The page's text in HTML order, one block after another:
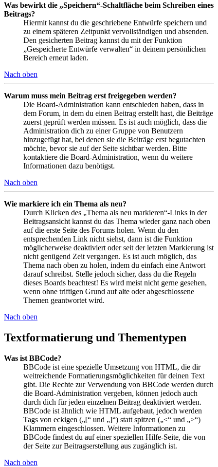
Was bewirkt die „Speichern“-Schaltfläche beim Schreiben eines
Beitrags?
Hiermit kannst du die geschriebene Entwürfe speichern und
zu einem späteren Zeitpunkt vervollständigen und absenden.
Den gesicherten Beitrag kannst du mit der Funktion
„Gespeicherte Entwürfe verwalten“ in deinem persönlichen
Bereich erneut laden.
Nach oben
Warum muss mein Beitrag erst freigegeben werden?
Die Board-Administration kann entschieden haben, dass in
dem Forum, in dem du einen Beitrag erstellt hast, die Beiträge
zuerst geprüft werden müssen. Es ist auch möglich, dass die
Administration dich zu einer Gruppe von Benutzern
hinzugefügt hat, bei denen sie die Beiträge erst begutachten
möchte, bevor sie auf der Seite sichtbar werden. Bitte
kontaktiere die Board-Administration, wenn du weitere
Informationen dazu benötigst.
Nach oben
Wie markiere ich ein Thema als neu?
Durch Klicken des „Thema als neu markieren“-Links in der
Beitragsansicht kannst du das Thema wieder ganz nach oben
auf die erste Seite des Forums holen. Wenn du den
entsprechenden Link nicht siehst, dann ist die Funktion
möglicherweise deaktiviert oder seit der letzten Markierung ist
nicht genügend Zeit vergangen. Es ist auch möglich, das
Thema nach oben zu holen, indem du einfach eine Antwort
darauf schreibst. Stelle jedoch sicher, dass du die Regeln
dieses Boards beachtest! Es wird meist nicht gerne gesehen,
wenn ohne triftigen Grund auf alte oder abgeschlossene
Themen geantwortet wird.
Nach oben
Textformatierung und Thementypen
Was ist BBCode?
BBCode ist eine spezielle Umsetzung von HTML, die dir
weitreichende Formatierungsmöglichkeiten für deinen Text
gibt. Die Rechte zur Verwendung von BBCode werden durch
die Board-Administration vergeben, können jedoch auch
durch dich für jeden einzelnen Beitrag deaktiviert werden.
BBCode ist ähnlich wie HTML aufgebaut, jedoch werden
Tags von eckigen („[“ und „]“) statt spitzen („<“ und „>“)
Klammern eingeschlossen. Weitere Informationen zu
BBCode findest du auf einer speziellen Hilfe-Seite, die von
der Seite zur Beitragserstellung aus zugänglich ist.
Nach oben